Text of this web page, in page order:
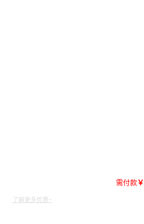
需付款￥
了解更多优惠~